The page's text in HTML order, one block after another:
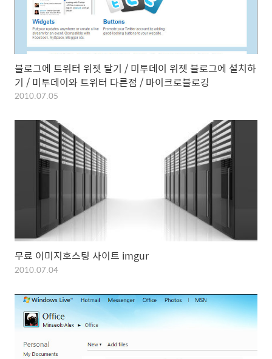
블로그에 트위터 위젯 달기 / 미투데이 위젯 블로그에 설치하
기 / 미투데이와 트위터 다른점 / 마이크로블로깅
2010.07.05
무료 이미지호스팅 사이트 imgur
2010.07.04